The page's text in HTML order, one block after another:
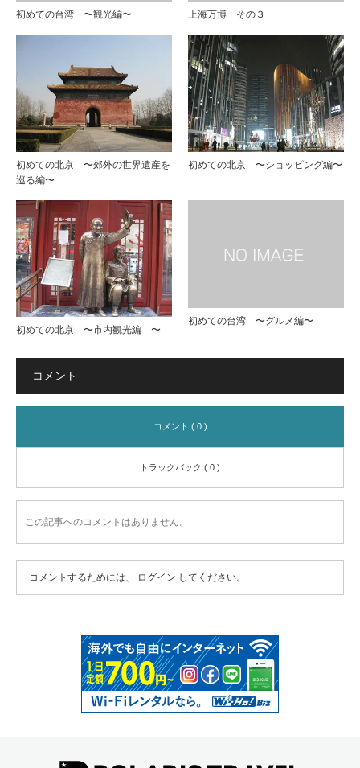
初めての台湾 〜観光編〜 上海万博 その３
初めての北京 〜郊外の世界遺産を
巡る編〜
初めての北京 〜ショッピング編〜
初めての北京 〜市内観光編 〜
初めての台湾 〜グルメ編〜
コメント
コメント ( 0 )
トラックバック ( 0 )
この記事へのコメントはありません。
コメントするためには、 ログイン してください。